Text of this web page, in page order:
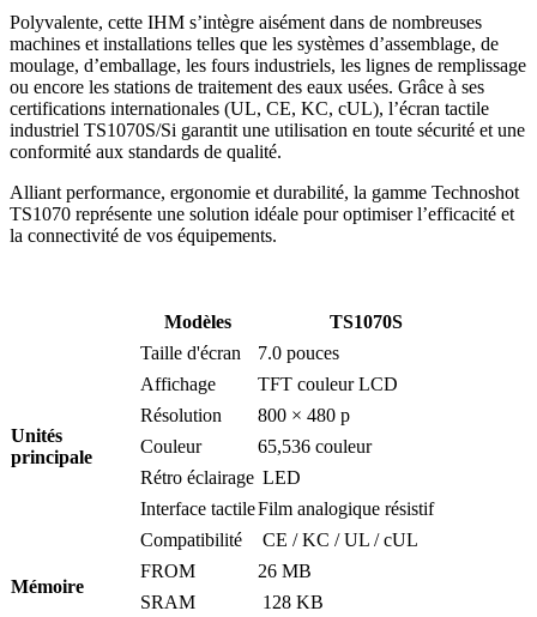
Polyvalente, cette IHM s’intègre aisément dans de nombreuses
machines et installations telles que les systèmes d’assemblage, de
moulage, d’emballage, les fours industriels, les lignes de remplissage
ou encore les stations de traitement des eaux usées. Grâce à ses
certifications internationales (UL, CE, KC, cUL), l’écran tactile
industriel TS1070S/Si garantit une utilisation en toute sécurité et une
conformité aux standards de qualité.
Alliant performance, ergonomie et durabilité, la gamme Technoshot
TS1070 représente une solution idéale pour optimiser l’efficacité et
la connectivité de vos équipements.
Modèles TS1070S
Unités
principale
Taille d'écran
7.0 pouces
Affichage
TFT couleur LCD
Résolution
800 × 480 p
Couleur
65,536 couleur
Rétro éclairage LED
Interface tactileFilm analogique résistif
Compatibilité
CE / KC / UL / cUL
Mémoire
FROM
26 MB
SRAM
128 KB